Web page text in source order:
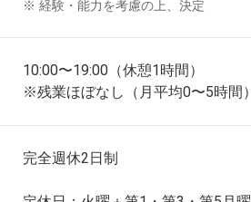
経験・能力を考慮の上、決定
10:00〜19:00（休憩1時間）
※残業ほぼなし（月平均0〜5時間）
完全週休2日制